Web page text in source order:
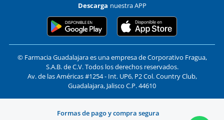
Descarga nuestra APP
© Farmacia Guadalajara es una empresa de Corporativo Fragua,
S.A.B. de C.V. Todos los derechos reservados.
Av. de las Américas #1254 - Int. UP6, P2 Col. Country Club,
Guadalajara, Jalisco C.P. 44610
Formas de pago y compra segura